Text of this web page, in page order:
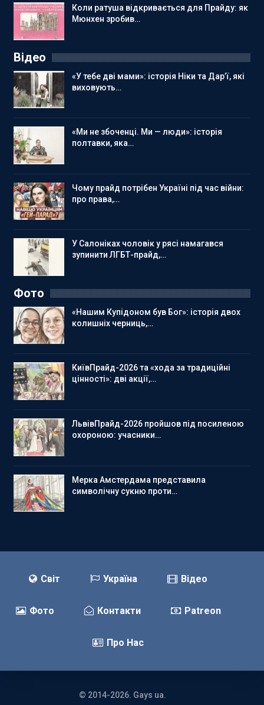
Коли ратуша відкривається для Прайду: як
Мюнхен зробив…
Відео
«У тебе дві мами»: історія Ніки та Дар’ї, які
виховують…
«Ми не збоченці. Ми — люди»: історія
полтавки, яка…
Чому прайд потрібен Україні під час війни:
про права,…
У Салоніках чоловік у рясі намагався
зупинити ЛГБТ-прайд,…
Фото
«Нашим Купідоном був Бог»: історія двох
колишніх черниць,…
КиївПрайд-2026 та «хода за традиційні
цінності»: дві акції,…
ЛьвівПрайд-2026 пройшов під посиленою
охороною: учасники…
Мерка Амстердама представила
символічну сукню проти…
Світ Україна Відео
Фото Контакти Patreon
Про Нас
© 2014-2026. Gays ua.